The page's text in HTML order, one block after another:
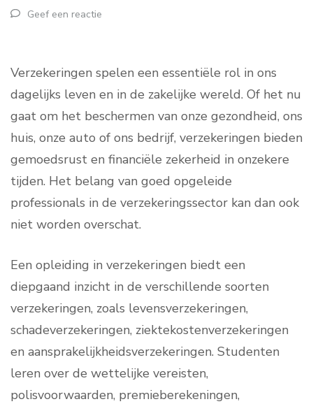
Geef een reactie
Verzekeringen spelen een essentiële rol in ons
dagelijks leven en in de zakelijke wereld. Of het nu
gaat om het beschermen van onze gezondheid, ons
huis, onze auto of ons bedrijf, verzekeringen bieden
gemoedsrust en financiële zekerheid in onzekere
tijden. Het belang van goed opgeleide
professionals in de verzekeringssector kan dan ook
niet worden overschat.
Een opleiding in verzekeringen biedt een
diepgaand inzicht in de verschillende soorten
verzekeringen, zoals levensverzekeringen,
schadeverzekeringen, ziektekostenverzekeringen
en aansprakelijkheidsverzekeringen. Studenten
leren over de wettelijke vereisten,
polisvoorwaarden, premieberekeningen,